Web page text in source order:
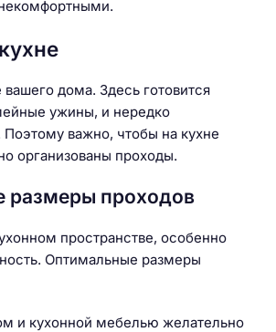
дома. Здесь готовится
ужины, и нередко
Поэтому важно, чтобы на кухне
организованы проходы.
проходов
пространстве, особенно
Оптимальные размеры
и кухонной мебелью желательно